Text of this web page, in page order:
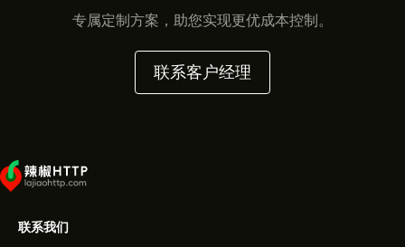
专属定制方案，助您实现更优成本控制。
联系客户经理
联系我们